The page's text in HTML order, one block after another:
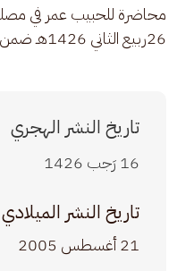
محاضرة للحبيب عمر في
26ربيع الثاني 1426هـ ضمن دروس إرشادات السلوك.
تاريخ النشر الهجري
16 رَجب 1426
تاريخ النشر الميلادي
21 أغسطس 2005